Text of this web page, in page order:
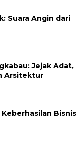
Suara Angin dari
Jejak Adat,
Arsitektur
Bisnis